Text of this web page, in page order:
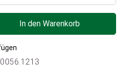
In den Warenkorb